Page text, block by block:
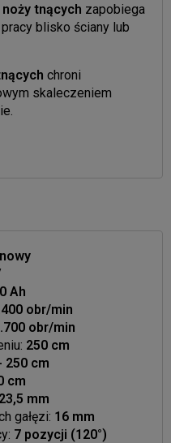
tnących zapobiega
blisko ściany lub
chroni
skaleczeniem
Ah
obr/min
obr/min
250 cm
250 cm
cm
23,5 mm
gałęzi: 16 mm
7 pozycji (120°)